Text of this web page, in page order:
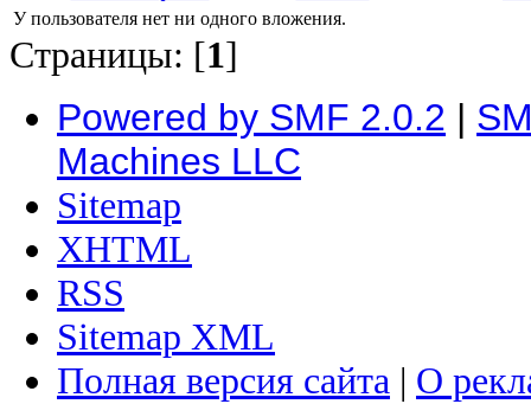
У пользователя нет ни одного вложения.
Страницы: [1]
Powered by SMF 2.0.2 |
Machines LLC
Sitemap
XHTML
RSS
Sitemap XML
Полная версия сайта | О